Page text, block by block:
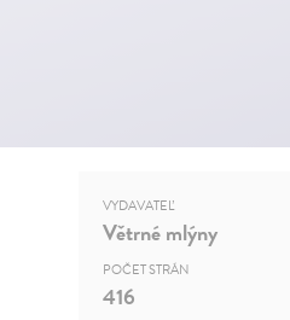
VYDAVATEĽ
Větrné mlýny
POČET STRÁN
416